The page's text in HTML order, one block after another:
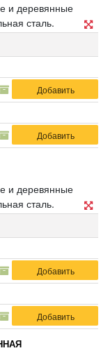
и деревянные
сталь.
и деревянные
сталь.